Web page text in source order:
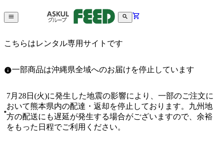
こちらはレンタル専用サイトです
一部商品は沖縄県全域へのお届けを停止しています
7月28日(火)に発生した地震の影響により、一部のご注文に
おいて熊本県内の配達・返却を停止しております。九州地
方の配送にも遅延が発生する場合がございますので、余裕
をもった日程でご利用ください。